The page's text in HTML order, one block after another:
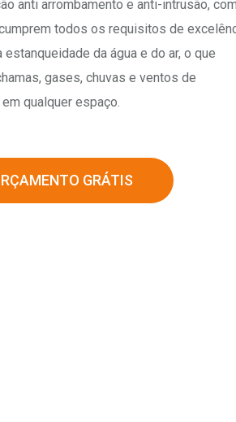
anti arrombamento e anti-intrusão,
todos os requisitos de
estanqueidade da água e do ar, o que
gases, chuvas e ventos de
qualquer espaço.
GRÁTIS